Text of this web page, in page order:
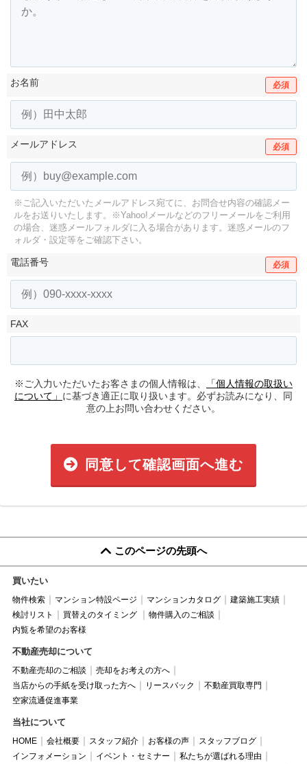
お名前 必須
メールアドレス 必須
※ご記入いただいたメールアドレス宛てに、お問合せ内容の確認メー
ルをお送りいたします。
※Yahoo!メールなどのフリーメールをご利用
の場合、迷惑メールフォルダに入る場合があります。 迷惑メールのフ
ォルダ・設定等をご確認下さい。
電話番号 必須
FAX
※ご入力いただいたお客さまの個人情報は、
「個人情報の取扱い
について」 に基づき適正に取り扱います。必ずお読みになり、同
意の上お問い合わせください。
同意して確認画面へ進む
このページの先頭へ
買いたい
物件検索 マンション特設ページ マンションカタログ
建築施工実績
検討リスト
買替えのタイミング
物件購入のご相談
内覧を希望のお客様
不動産売却について
不動産売却のご相談
売却をお考えの方へ
当店からの手紙を受け取った方へ
リースバック
不動産買取専門
空家流通促進事業
当社について
HOME 会社概要 スタッフ紹介 お客様の声
スタッフブログ
インフォメーション
イベント・セミナー
私たちが選ばれる理由